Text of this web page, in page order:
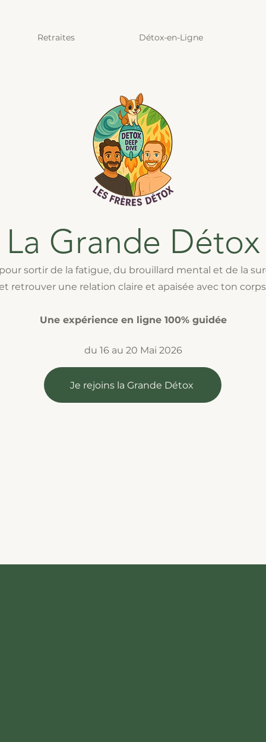
Retraites Détox-en-Ligne
La Grande Détox
sortir de la fatigue, du brouillard mental et de la
retrouver une relation claire et apaisée avec ton
Une expérience en ligne 100% guidée
du 16 au 20 Mai 2026
Je rejoins la Grande Détox